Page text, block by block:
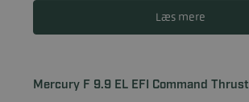
Læs mere
Mercury F 9.9 EL EFI Command Thrust